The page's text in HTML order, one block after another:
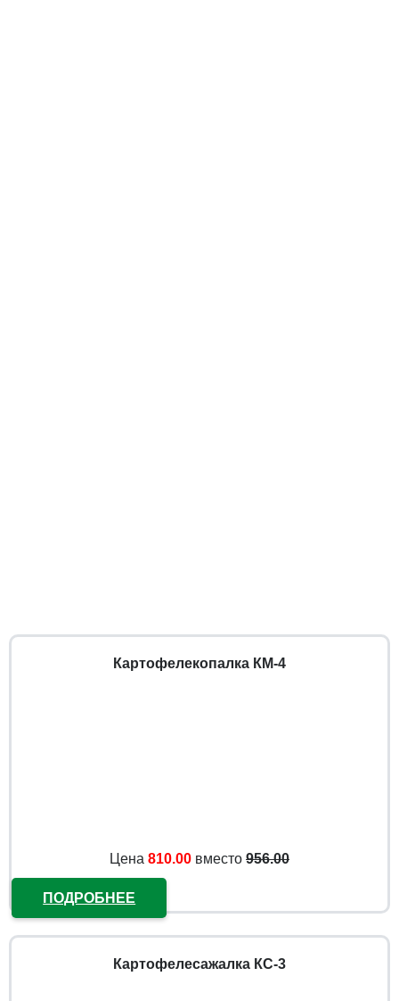
Картофелекопалка КМ-4
Цена 810.00 вместо 956.00
ПОДРОБНЕЕ
Картофелесажалка КС-3